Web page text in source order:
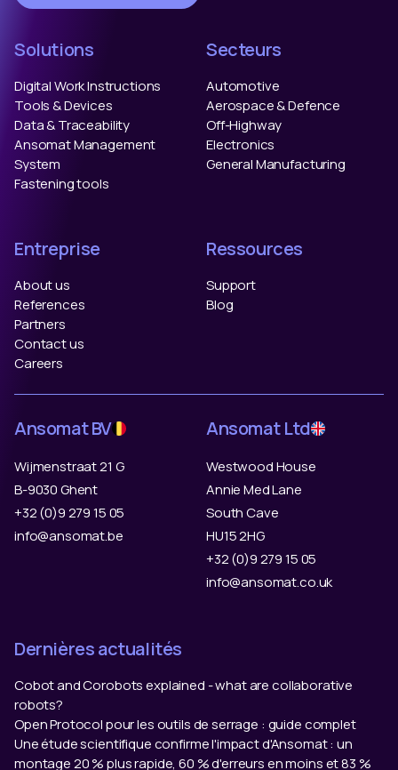
Solutions
Digital Work Instructions
Tools & Devices
Data & Traceability
Ansomat Management
System
Fastening tools
Secteurs
Automotive
Aerospace & Defence
Off-Highway
Electronics
General Manufacturing
Entreprise
About us
References
Partners
Contact us
Careers
Ressources
Support
Blog
Ansomat BV
Wijmenstraat 21 G
B-9030 Ghent
+32 (0)9 279 15 05
info@ansomat.be
Ansomat Ltd
Westwood House
Annie Med Lane
South Cave
HU15 2HG
+32 (0)9 279 15 05
info@ansomat.co.uk
Dernières actualités
Cobot and Corobots explained - what are collaborative
robots?
Open Protocol pour les outils de serrage : guide complet
Une étude scientifique confirme l'impact d'Ansomat : un
montage 20 % plus rapide, 60 % d'erreurs en moins et 83 %